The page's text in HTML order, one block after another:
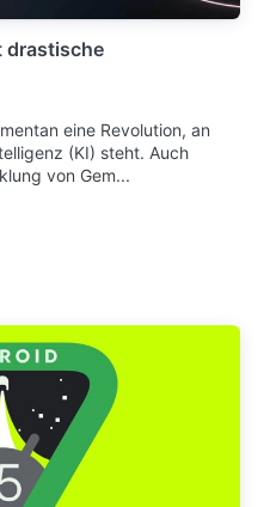
drastische
eine Revolution, an
(KI) steht. Auch
von Gem...